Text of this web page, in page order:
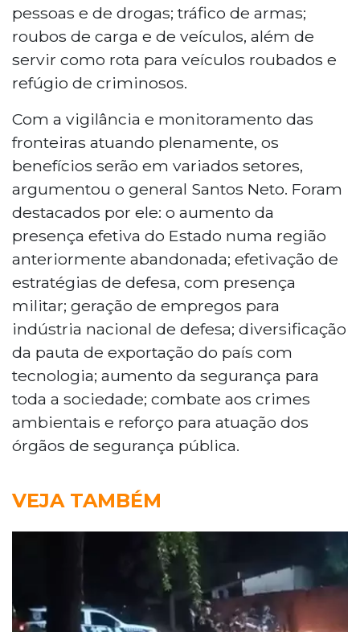
pessoas e de drogas; tráfico de armas;
roubos de carga e de veículos, além de
servir como rota para veículos roubados e
refúgio de criminosos.
Com a vigilância e monitoramento das
fronteiras atuando plenamente, os
benefícios serão em variados setores,
argumentou o general Santos Neto. Foram
destacados por ele: o aumento da
presença efetiva do Estado numa região
anteriormente abandonada; efetivação de
estratégias de defesa, com presença
militar; geração de empregos para
indústria nacional de defesa; diversificação
da pauta de exportação do país com
tecnologia; aumento da segurança para
toda a sociedade; combate aos crimes
ambientais e reforço para atuação dos
órgãos de segurança pública.
VEJA TAMBÉM